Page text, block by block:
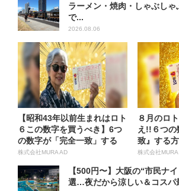
ラーメン・焼肉・しゃぶしゃ
で...
2026.08.06
【昭和43年以前生まれはロト
６この数字を買うべき】6つ
の数字が「完全一致」する
方...
株式会社MURA AD
８月のロ
え!!６つの
致』する
株式会社MURA
【500円〜】大阪の“市民ナ
選…夜だから涼しい＆コスパ